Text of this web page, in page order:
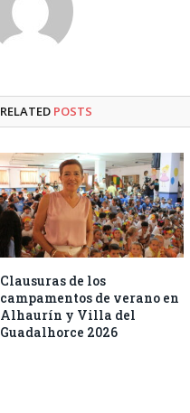
RELATED POSTS
Clausuras de los
campamentos de verano en
Alhaurín y Villa del
Guadalhorce 2026